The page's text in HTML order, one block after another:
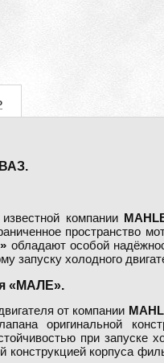
компании
пространство
обладают особой
запуску холодного
«МАЛЕ».
от компании
оригинальной
при запуске
конструкцией корпуса